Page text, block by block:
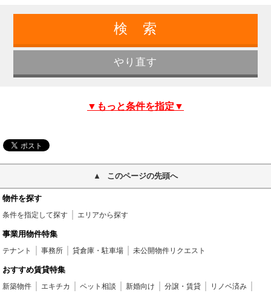
▼もっと条件を指定▼
このページの先頭へ
物件を探す
条件を指定して探す エリアから探す
事業用物件特集
テナント 事務所 貸倉庫・駐車場 未公開物件リクエスト
おすすめ賃貸特集
新築物件 エキチカ ペット相談 新婚向け 分譲・賃貸
リノベ済み